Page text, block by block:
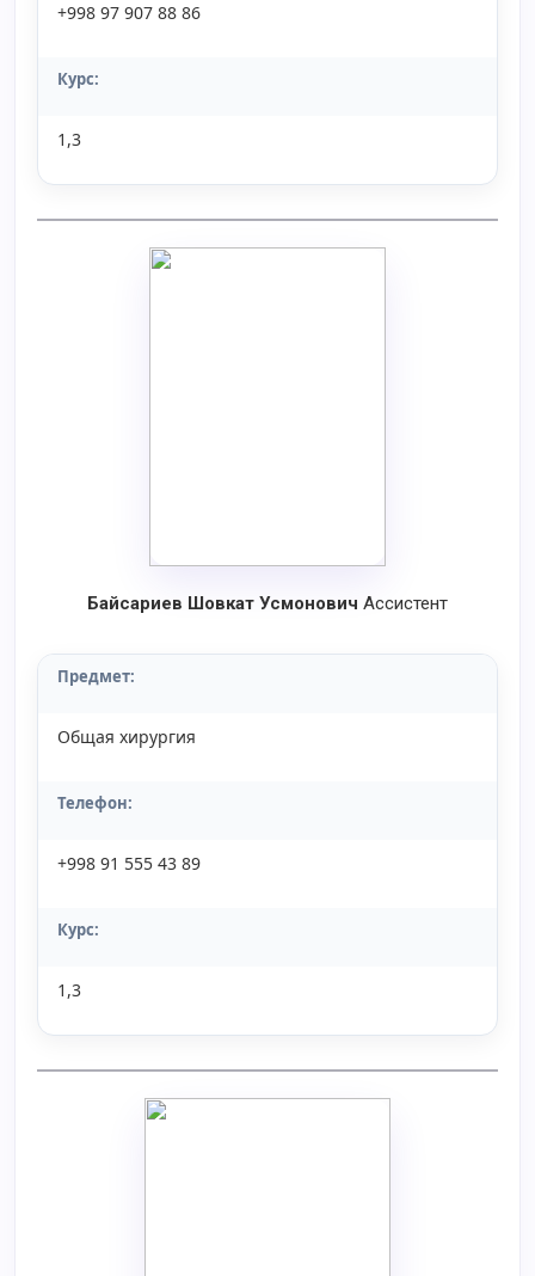
+998 97 907 88 86
Курс:
1,3
Байсариев Шовкат Усмонович Ассистент
Предмет:
Общая хирургия
Телефон:
+998 91 555 43 89
Курс:
1,3